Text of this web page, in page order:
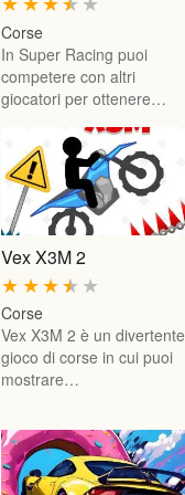
Corse
In Super Racing puoi
competere con altri
giocatori per ottenere…
Vex X3M 2
★
★
★
★
★
Corse
Vex X3M 2 è un divertente
gioco di corse in cui puoi
mostrare…